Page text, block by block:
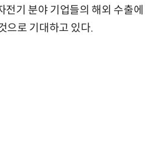
전기 분야 기업들의 해외 수출에
으로 기대하고 있다.